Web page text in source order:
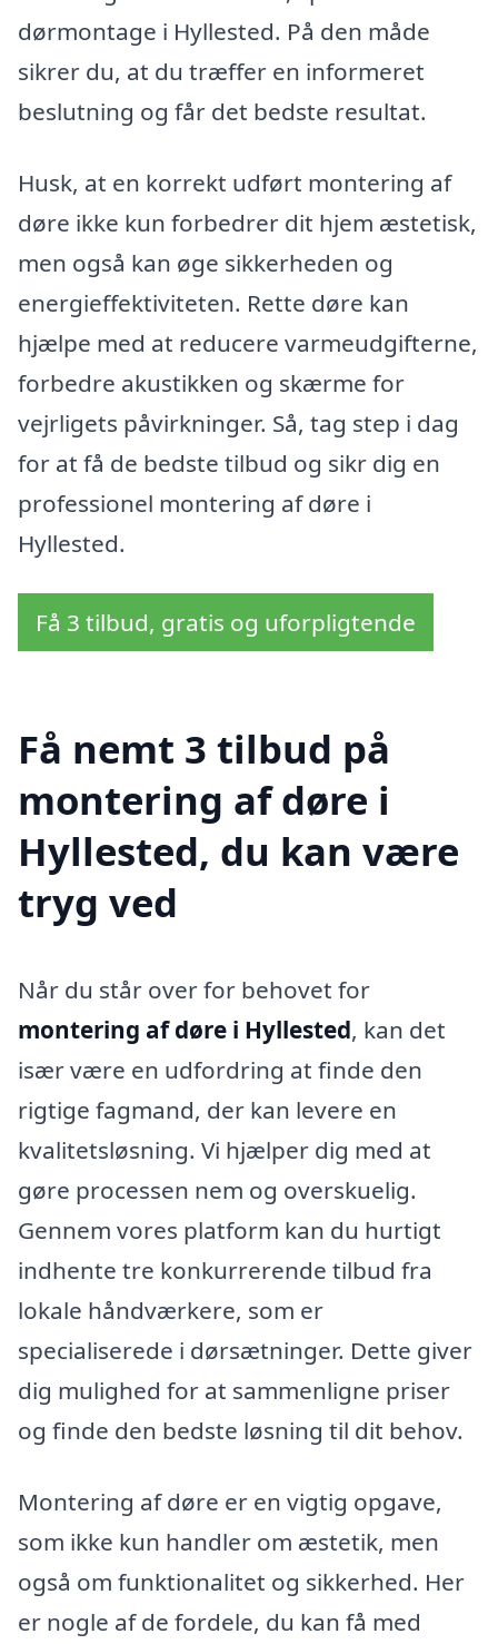
dørmontage i Hyllested. På den måde
sikrer du, at du træffer en informeret
beslutning og får det bedste resultat.
Husk, at en korrekt udført montering af
døre ikke kun forbedrer dit hjem æstetisk,
men også kan øge sikkerheden og
energieffektiviteten. Rette døre kan
hjælpe med at reducere varmeudgifterne,
forbedre akustikken og skærme for
vejrligets påvirkninger. Så, tag step i dag
for at få de bedste tilbud og sikr dig en
professionel montering af døre i
Hyllested.
Få 3 tilbud, gratis og uforpligtende
Få nemt 3 tilbud på
montering af døre i
Hyllested, du kan være
tryg ved
Når du står over for behovet for
montering af døre i Hyllested, kan det
især være en udfordring at finde den
rigtige fagmand, der kan levere en
kvalitetsløsning. Vi hjælper dig med at
gøre processen nem og overskuelig.
Gennem vores platform kan du hurtigt
indhente tre konkurrerende tilbud fra
lokale håndværkere, som er
specialiserede i dørsætninger. Dette giver
dig mulighed for at sammenligne priser
og finde den bedste løsning til dit behov.
Montering af døre er en vigtig opgave,
som ikke kun handler om æstetik, men
også om funktionalitet og sikkerhed. Her
er nogle af de fordele, du kan få med